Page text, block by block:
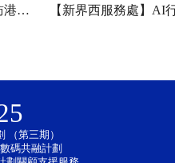
【活動回顧】走進立法會 探訪港科大——新家園協會「香江研學・少年探知」香港一日團圓滿舉行
（第三期）
碼共融計劃